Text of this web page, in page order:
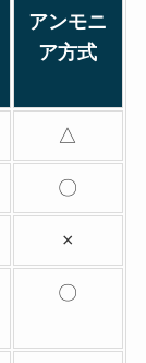
アンモニ
ア方式
△
〇
×
〇